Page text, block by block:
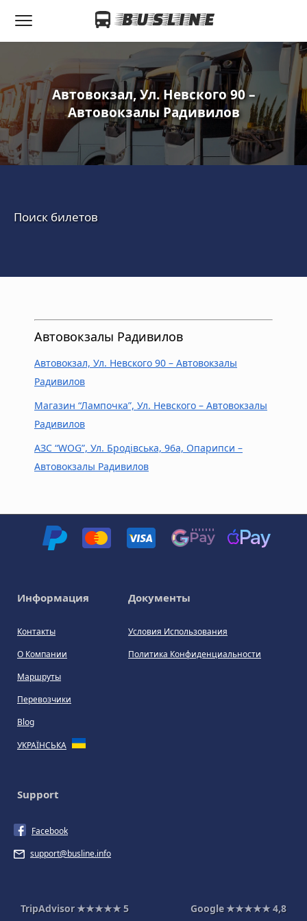
Автовокзал, Ул. Невского 90 –
Автовокзалы Радивилов
Поиск билетов
Автовокзалы Радивилов
Автовокзал, Ул. Невского 90 – Автовокзалы
Радивилов
Магазин “Лампочка”, Ул. Невского – Автовокзалы
Радивилов
АЗС “WOG”, Ул. Бродівська, 96а, Опарипси –
Автовокзалы Радивилов
Информация
Контакты
О Компании
Маршруты
Перевозчики
Blog
УКРАЇНСЬКА
Документы
Условия Использования
Политика Конфиденциальности
Support
Facebook
support@busline.info
TripAdvisor ★★★★★5 Google ★★★★★4,8